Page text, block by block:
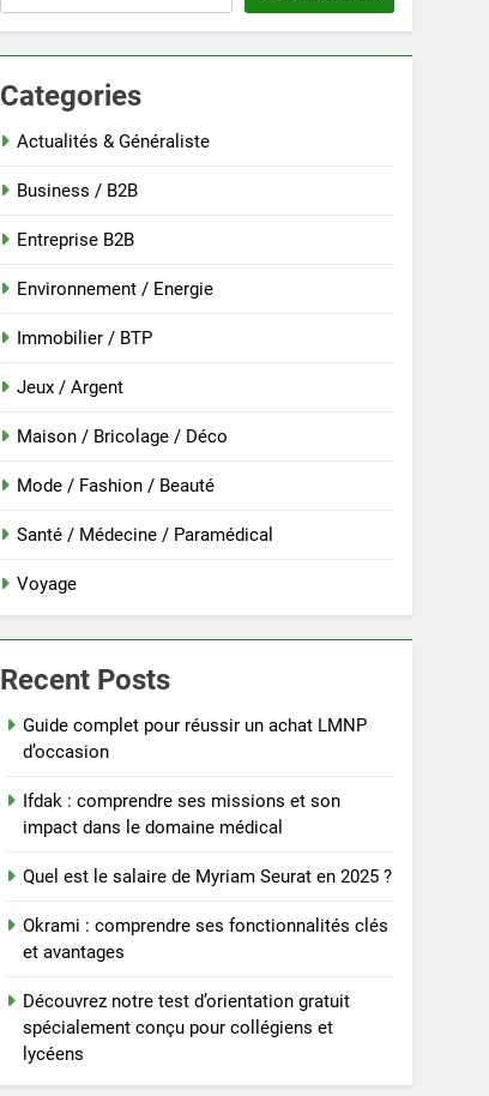
Categories
Actualités & Généraliste
Business / B2B
Entreprise B2B
Environnement / Energie
Immobilier / BTP
Jeux / Argent
Maison / Bricolage / Déco
Mode / Fashion / Beauté
Santé / Médecine / Paramédical
Voyage
Recent Posts
Guide complet pour réussir un achat LMNP
d’occasion
Ifdak : comprendre ses missions et son
impact dans le domaine médical
Quel est le salaire de Myriam Seurat en 2025 ?
Okrami : comprendre ses fonctionnalités clés
et avantages
Découvrez notre test d’orientation gratuit
spécialement conçu pour collégiens et
lycéens